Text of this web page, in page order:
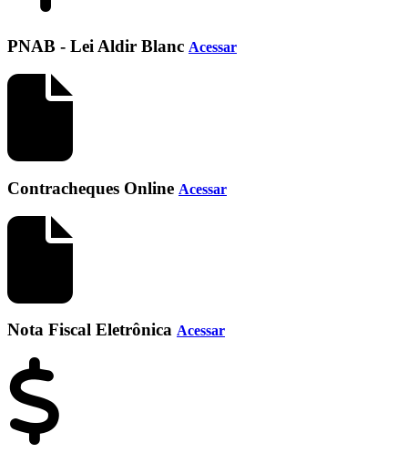
PNAB - Lei Aldir Blanc Acessar
Contracheques Online Acessar
Nota Fiscal Eletrônica Acessar